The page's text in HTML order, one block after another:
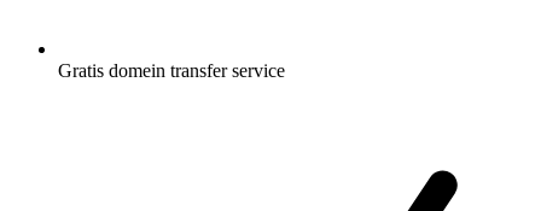
Gratis domein transfer service